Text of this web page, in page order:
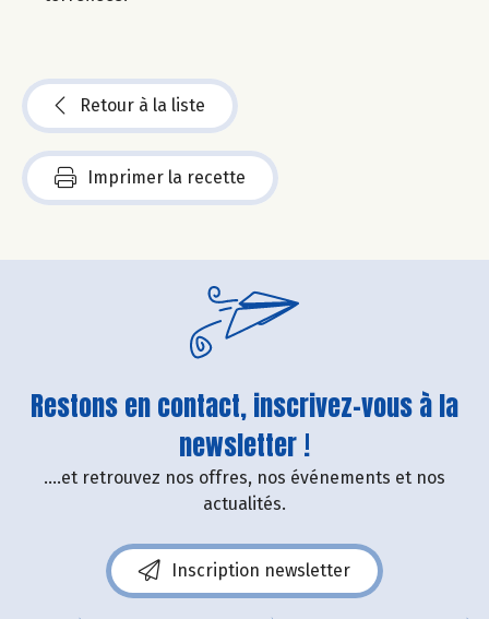
Retour à la liste
Imprimer la recette
Restons en contact, inscrivez-vous à la
newsletter !
....et retrouvez nos offres, nos événements et nos
actualités.
Inscription newsletter